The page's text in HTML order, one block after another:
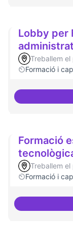
Lobby per
Treballem
Formació i
Formació
Treballem
Formació i